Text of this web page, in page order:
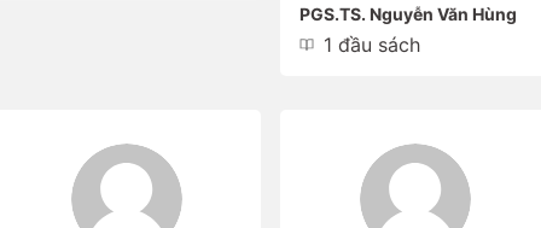
PGS.TS. Nguyễn Văn Hùng
1 đầu sách